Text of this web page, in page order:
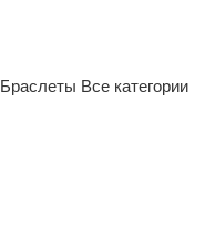
Браслеты Все категории